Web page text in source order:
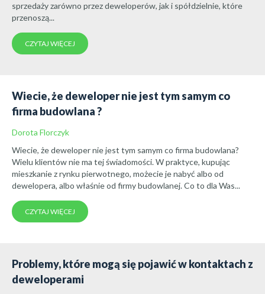
sprzedaży zarówno przez deweloperów, jak i spółdzielnie, które
przenoszą...
CZYTAJ WIĘCEJ
Wiecie, że deweloper nie jest tym samym co
firma budowlana ?
Dorota Florczyk
Wiecie, że deweloper nie jest tym samym co firma budowlana?
Wielu klientów nie ma tej świadomości. W praktyce, kupując
mieszkanie z rynku pierwotnego, możecie je nabyć albo od
dewelopera, albo właśnie od firmy budowlanej. Co to dla Was...
CZYTAJ WIĘCEJ
Problemy, które mogą się pojawić w kontaktach z
deweloperami